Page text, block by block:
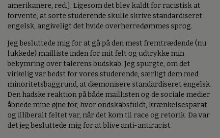
amerikanere, red.]. Ligesom det blev kaldt for racistisk at
forvente, at sorte studerende skulle skrive standardiseret
engelsk, angiveligt det hvide overherredømmes sprog.
Jeg besluttede mig for at gå på den mest fremtrædende (nu
lukkede) mailliste inden for mit felt og udtrykke min
bekymring over talerens budskab. Jeg spurgte, om det
virkelig var bedst for vores studerende, særligt dem med
minoritetsbaggrund, at dæmonisere standardiseret engelsk.
Den hadske reaktion på både maillisten og de sociale medier
åbnede mine øjne for, hvor ondskabsfuldt, krænkelsesparat
og illiberalt feltet var, når det kom til race og retorik. Da var
det jeg besluttede mig for at blive anti-antiracist.